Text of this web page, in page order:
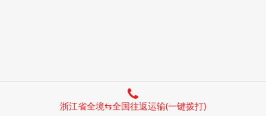
浙江省全境⇆全国往返运输(一键拨打)